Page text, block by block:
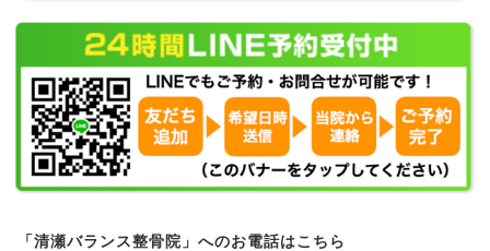
「清瀬バランス整骨院」へのお電話はこちら